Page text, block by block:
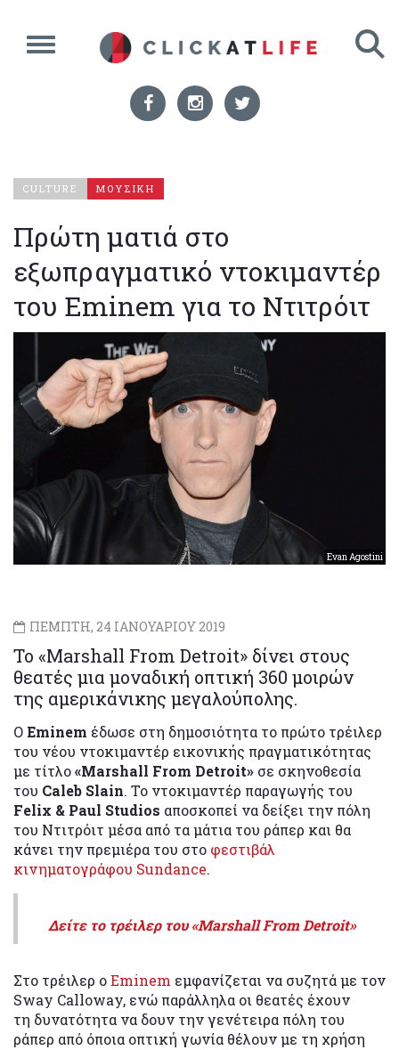
CULTURE ΜΟΥΣΙΚΗ
Πρώτη ματιά στο
εξωπραγματικό ντοκιμαντέρ
του Eminem για το Ντιτρόιτ
Evan Agostini
ΠΕΜΠΤΗ, 24 ΙΑΝΟΥΑΡΙΟΥ 2019
Το «Marshall From Detroit» δίνει στους
θεατές μια μοναδική οπτική 360 μοιρών
της αμερικάνικης μεγαλούπολης.
ΟEminem έδωσε στη δημοσιότητα το πρώτο τρέιλερ
του νέου ντοκιμαντέρ εικονικής πραγματικότητας
με τίτλο«Marshall From Detroit» σε σκηνοθεσία
του Caleb Slain. Το ντοκιμαντέρ παραγωγής του
Felix & Paul Studios αποσκοπεί να δείξει την πόλη
του Ντιτρόιτ μέσα από τα μάτια του ράπερ και θα
κάνει την πρεμιέρα του στο φεστιβάλ
κινηματογράφου Sundance.
Δείτε το τρέιλερ του «Marshall From Detroit»
Στο τρέιλερ οEminem εμφανίζεται να συζητά με τον
Sway Calloway, ενώ παράλληλα οι θεατές έχουν
τη δυνατότητα να δουν την γενέτειρα πόλη του
ράπερ από όποια οπτική γωνία θέλουν με τη χρήση